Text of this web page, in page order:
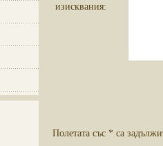
изисквания:
Полетата със * са